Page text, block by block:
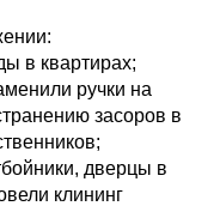
в квартирах;
ручки на
засоров в
дверцы в
клининг